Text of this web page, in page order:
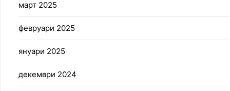
март 2025
февруари 2025
януари 2025
декември 2024